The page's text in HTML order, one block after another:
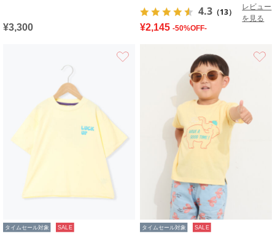
¥3,300
4.3 （13）
レビュー
を見る
¥2,145 -50%OFF-
タイムセール対象 SALE タイムセール対象 SALE